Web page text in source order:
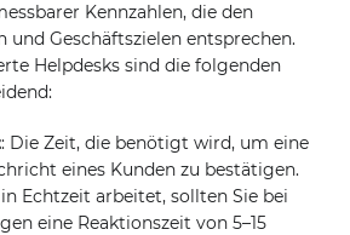
Kennzahlen, die den
und Geschäftszielen entsprechen.
Helpdesks sind die folgenden
: Die Zeit, die benötigt wird, um eine
eines Kunden zu bestätigen.
Echtzeit arbeitet, sollten Sie bei
eine Reaktionszeit von 5–15